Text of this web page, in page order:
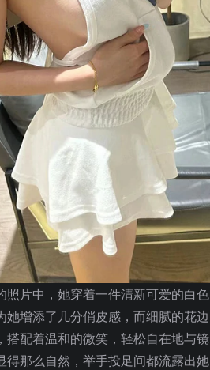
片中，她穿着一件清新可爱的白色
增添了几分俏皮感，而细腻的花边
配着温和的微笑，轻松自在地与镜
那么自然，举手投足间都流露出她